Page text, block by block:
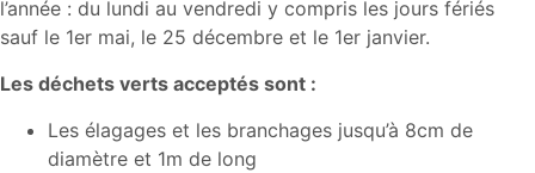
l’année : du lundi au vendredi y compris les jours fériés
sauf le 1er mai, le 25 décembre et le 1er janvier.
Les déchets verts acceptés sont :
Les élagages et les branchages jusqu’à 8cm de
diamètre et 1m de long